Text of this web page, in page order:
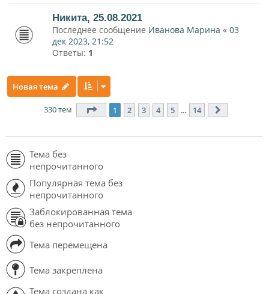
Никита, 25.08.2021
Последнее сообщение Иванова Марина « 03
дек 2023, 21:52
Ответы: 1
Новая тема
330 тем Страница 1из 14
1 2 3 4 5 … 14
Тема без
непрочитанного
Популярная тема без
непрочитанного
Заблокированная тема
без непрочитанного
Тема перемещена
Тема закреплена
Тема создана как